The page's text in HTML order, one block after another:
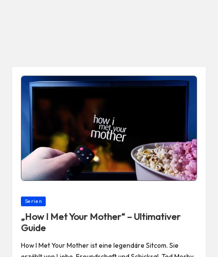
Posted
Serien
„How I Met Your Mother“ – Ultimativer
Guide
How I Met Your Mother ist eine legendäre Sitcom. Sie